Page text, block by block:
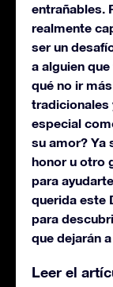
entrañables.
realmente
ser un
a alguien
qué no ir
tradicionales
especial
su amor? Ya
honor u otro
para
querida este
para
que dejarán
Leer el